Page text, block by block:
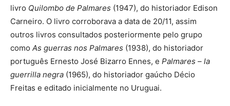
livro Quilombo de Palmares (1947), do historiador Edison
Carneiro. O livro corroborava a data de 20/11, assim
outros livros consultados posteriormente pelo grupo
como As guerras nos Palmares (1938), do historiador
português Ernesto José Bizarro Ennes, e Palmares – la
guerrilla negra (1965), do historiador gaúcho Décio
Freitas e editado inicialmente no Uruguai.